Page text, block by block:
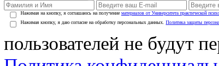
Нажимая на кнопку, я соглашаюсь на получение материалов от Университета практической
Нажимая кнопку, я даю согласие на обработку персональных данных. Политика защиты
пользователей не будут